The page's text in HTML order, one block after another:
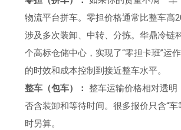
物流平台拼车。零担价格通常比整车高
涉及多次装卸、中转、分拣。华鼎冷链
个高标仓储中心，实现了“零担卡班”运
的时效和成本控制到接近整车水平。
整车（包车）： 整车运输价格相对透明
否含装卸和等待时间。很多报价只含“车
时另算。